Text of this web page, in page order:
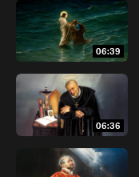
06:39
06:36